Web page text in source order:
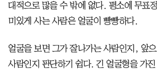
대적으로 많을 수 밖에 없다. 평소에 무표
미있게 사는 사람은 얼굴이 빵빵하다.
얼굴을 보면 그가 잘나가는 사람인지, 앞
사람인지 판단하기 쉽다. 긴 얼굴형을 가진